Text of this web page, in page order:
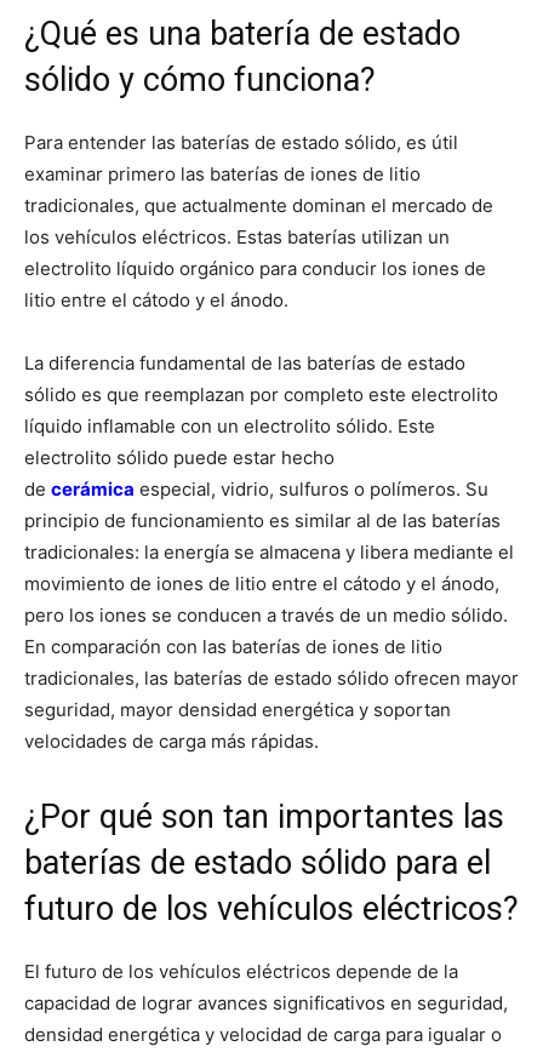
¿Qué es una batería de estado
sólido y cómo funciona?
Para entender las baterías de estado sólido, es útil
examinar primero las baterías de iones de litio
tradicionales, que actualmente dominan el mercado de
los vehículos eléctricos. Estas baterías utilizan un
electrolito líquido orgánico para conducir los iones de
litio entre el cátodo y el ánodo.
La diferencia fundamental de las baterías de estado
sólido es que reemplazan por completo este electrolito
líquido inflamable con un electrolito sólido. Este
electrolito sólido puede estar hecho
de cerámica especial, vidrio, sulfuros o polímeros. Su
principio de funcionamiento es similar al de las baterías
tradicionales: la energía se almacena y libera mediante el
movimiento de iones de litio entre el cátodo y el ánodo,
pero los iones se conducen a través de un medio sólido.
En comparación con las baterías de iones de litio
tradicionales, las baterías de estado sólido ofrecen mayor
seguridad, mayor densidad energética y soportan
velocidades de carga más rápidas.
¿Por qué son tan importantes las
baterías de estado sólido para el
futuro de los vehículos eléctricos?
El futuro de los vehículos eléctricos depende de la
capacidad de lograr avances significativos en seguridad,
densidad energética y velocidad de carga para igualar o